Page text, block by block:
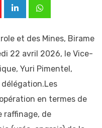
LinkedInWhatsapp
et des Mines, Birame
22 avril 2026, le Vice-
Yuri Pimentel,
en termes de
raffinage, de